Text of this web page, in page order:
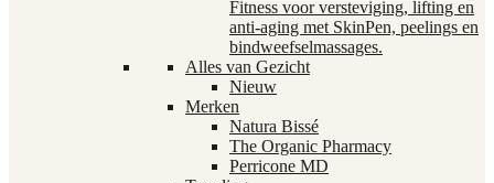
Fitness voor versteviging, lifting en
anti-aging met SkinPen, peelings en
bindweefselmassages.
Alles van Gezicht
Nieuw
Merken
Natura Bissé
The Organic Pharmacy
Perricone MD